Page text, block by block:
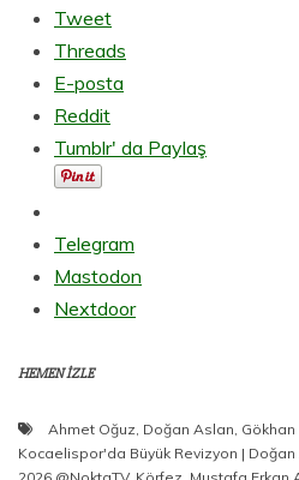
Tweet
Threads
E-posta
Reddit
Tumblr' da Paylaş
Telegram
Mastodon
Nextdoor
HEMEN İZLE
Ahmet Oğuz, Doğan Aslan,
Kocaelispor'da Büyük Revizyon | Doğan